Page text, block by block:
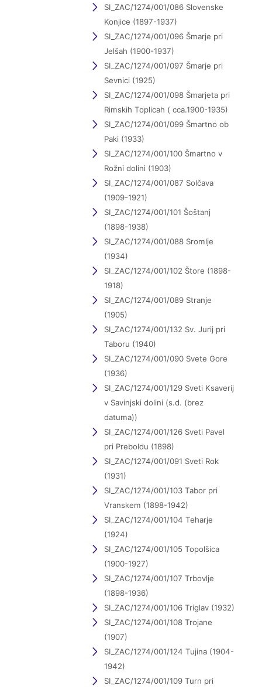
SI_ZAC/1274/001/086 Slovenske
Konjice (1897-1937)
SI_ZAC/1274/001/096 Šmarje pri
Jelšah (1900-1937)
SI_ZAC/1274/001/097 Šmarje pri
Sevnici (1925)
SI_ZAC/1274/001/098 Šmarjeta pri
Rimskih Toplicah ( cca.1900-1935)
SI_ZAC/1274/001/099 Šmartno ob
Paki (1933)
SI_ZAC/1274/001/100 Šmartno v
Rožni dolini (1903)
SI_ZAC/1274/001/087 Solčava
(1909-1921)
SI_ZAC/1274/001/101 Šoštanj
(1898-1938)
SI_ZAC/1274/001/088 Sromlje
(1934)
SI_ZAC/1274/001/102 Štore (1898-
1918)
SI_ZAC/1274/001/089 Stranje
(1905)
SI_ZAC/1274/001/132 Sv. Jurij pri
Taboru (1940)
SI_ZAC/1274/001/090 Svete Gore
(1936)
SI_ZAC/1274/001/129 Sveti Ksaverij
v Savinjski dolini (s.d. (brez
datuma))
SI_ZAC/1274/001/126 Sveti Pavel
pri Preboldu (1898)
SI_ZAC/1274/001/091 Sveti Rok
(1931)
SI_ZAC/1274/001/103 Tabor pri
Vranskem (1898-1942)
SI_ZAC/1274/001/104 Teharje
(1924)
SI_ZAC/1274/001/105 Topolšica
(1900-1927)
SI_ZAC/1274/001/107 Trbovlje
(1898-1936)
SI_ZAC/1274/001/106 Triglav (1932)
SI_ZAC/1274/001/108 Trojane
(1907)
SI_ZAC/1274/001/124 Tujina (1904-
1942)
SI_ZAC/1274/001/109 Turn pri